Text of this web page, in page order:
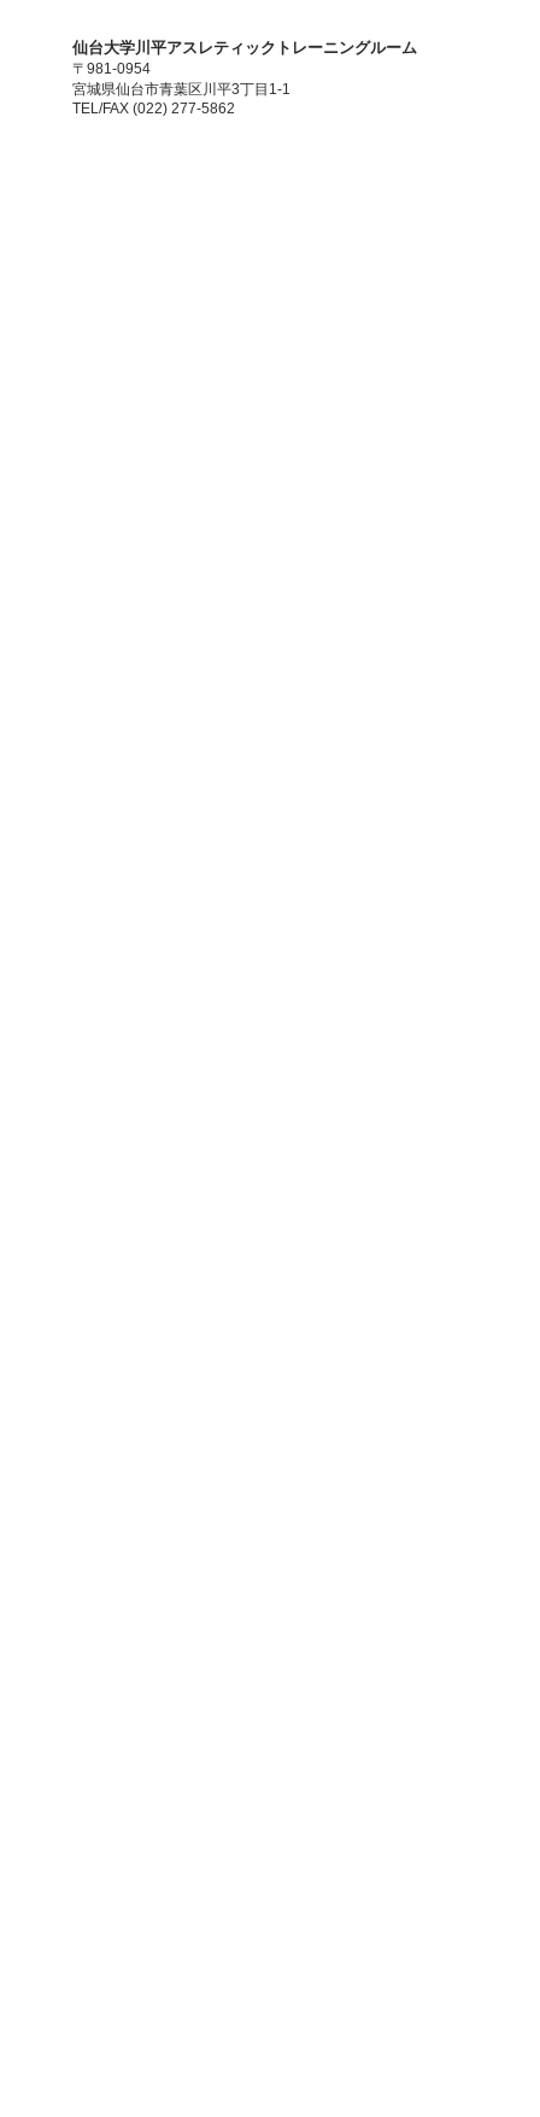
​仙台大学川平アスレティックトレーニングルーム
〒981-0954
宮城県仙台市青葉区川平3丁目1-1
TEL/FAX (022) 277-5862